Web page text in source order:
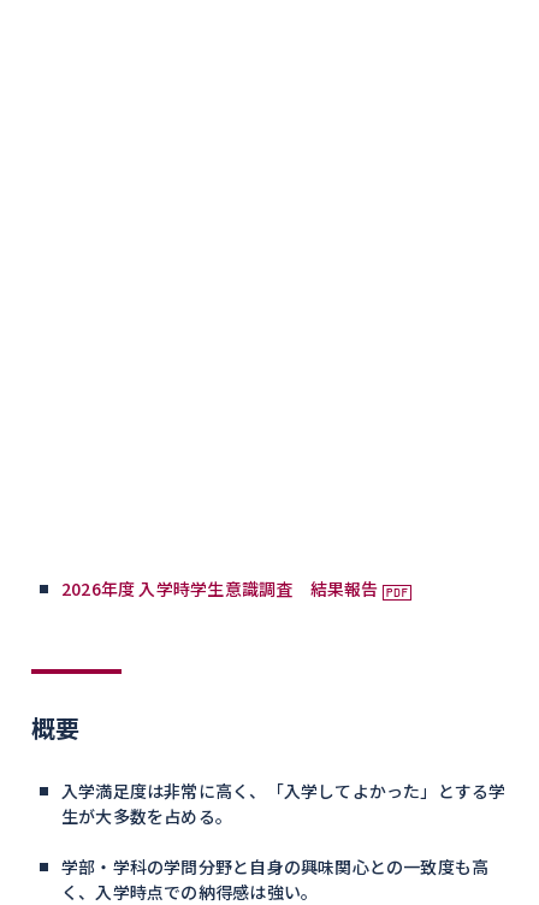
2026年度 入学時学生意識調査 結果報告
概要
入学満足度は非常に高く、「入学してよかった」とする学
生が大多数を占める。
学部・学科の学問分野と自身の興味関心との一致度も高
く、入学時点での納得感は強い。